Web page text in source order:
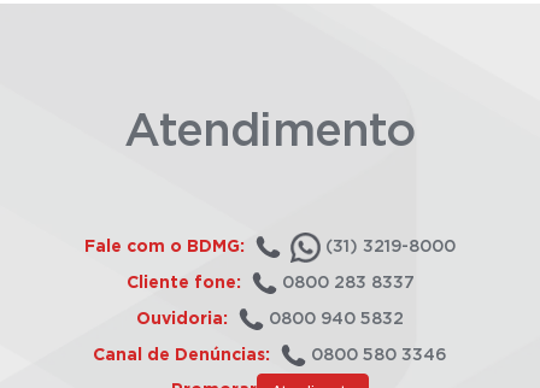
Atendimento
Fale com o BDMG: (31) 3219-8000
Cliente fone: 0800 283 8337
Ouvidoria: 0800 940 5832
Canal de Denúncias: 0800 580 3346